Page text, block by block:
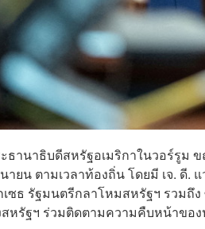
ธานาธิบดีสหรัฐอเมริกาในวอร์รูม
ยน ตามเวลาท้องถิ่น โดยมี เจ. ดี.
เซธ รัฐมนตรีกลาโหมสหรัฐฯ รวม
หรัฐฯ ร่วมติดตามความคืบหน้าขอ